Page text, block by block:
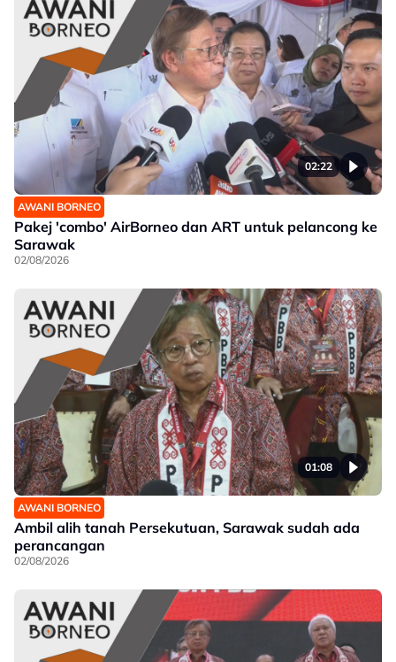
02:22
AWANI BORNEO
Pakej 'combo' AirBorneo dan ART untuk pelancong ke
Sarawak
02/08/2026
01:08
AWANI BORNEO
Ambil alih tanah Persekutuan, Sarawak sudah ada
perancangan
02/08/2026